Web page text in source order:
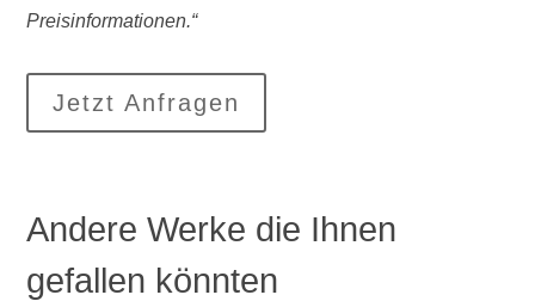
Preisinformationen.“
Jetzt Anfragen
Andere Werke die Ihnen
gefallen könnten